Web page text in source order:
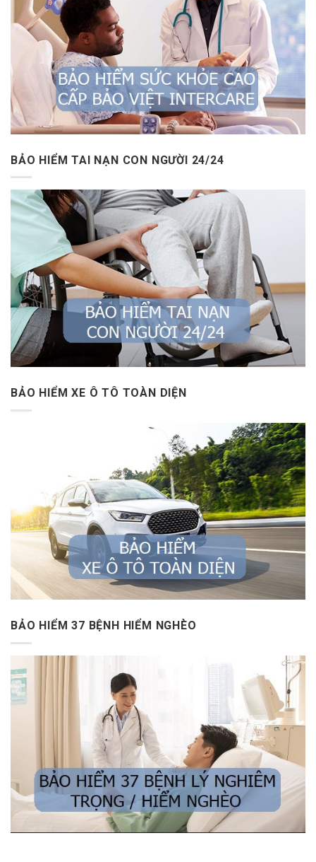
BẢO HIỂM TAI NẠN CON NGƯỜI 24/24
BẢO HIỂM XE Ô TÔ TOÀN DIỆN
BẢO HIỂM 37 BỆNH HIỂM NGHÈO